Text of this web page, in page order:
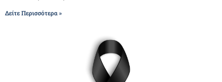
Δείτε Περισσότερα »